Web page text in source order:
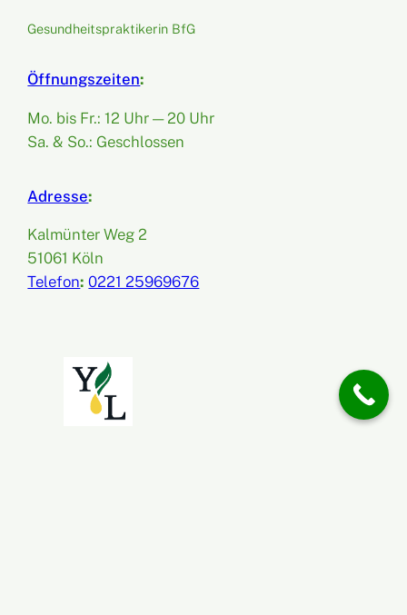
Gesundheitspraktikerin BfG
Öffnungszeiten:
Mo. bis Fr.: 12 Uhr — 20 Uhr
Sa. & So.: Geschlossen
Adresse:
Kalmünter Weg 2
51061 Köln
Telefon:0221 25969676